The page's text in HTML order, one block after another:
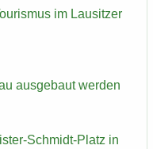
im Lau­sit­zer
aus­ge­baut wer­den
​Schmidt-Platz in